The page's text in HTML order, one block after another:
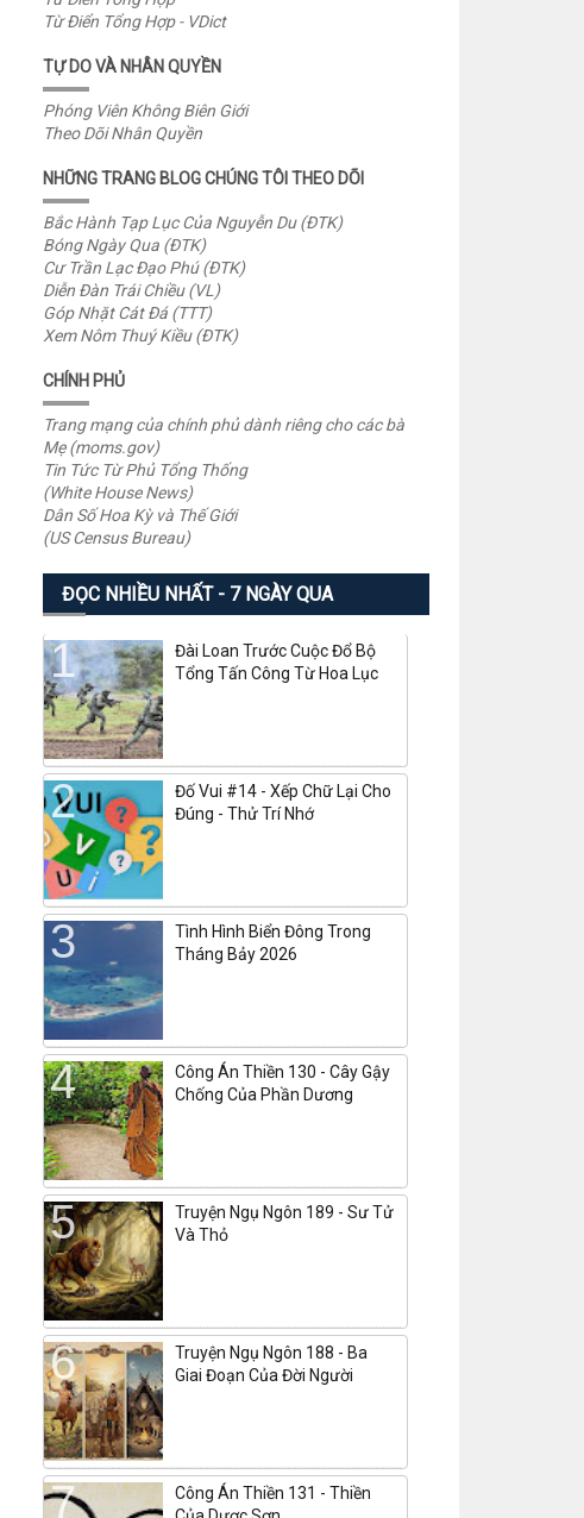
Từ Điển Tổng Hợp - VDict
TỰ DO VÀ NHÂN QUYỀN
Phóng Viên Không Biên Giới
Theo Dõi Nhân Quyền
NHỮNG TRANG BLOG CHÚNG TÔI THEO DÕI
Bắc Hành Tạp Lục Của Nguyễn Du (ĐTK)
Bóng Ngày Qua (ĐTK)
Cư Trần Lạc Đạo Phú (ĐTK)
Diễn Đàn Trái Chiều (VL)
Góp Nhặt Cát Đá (TTT)
Xem Nôm Thuý Kiều (ĐTK)
CHÍNH PHỦ
Trang mạng của chính phủ dành riêng cho các bà
Mẹ (moms.gov)
Tin Tức Từ Phủ Tổng Thống
(White House News)
Dân Số Hoa Kỳ và Thế Giới
(US Census Bureau)
ĐỌC NHIỀU NHẤT - 7 NGÀY QUA
Đài Loan Trước Cuộc Đổ Bộ
Tổng Tấn Công Từ Hoa Lục
Đố Vui #14 - Xếp Chữ Lại Cho
Đúng - Thử Trí Nhớ
Tình Hình Biển Đông Trong
Tháng Bảy 2026
Công Án Thiền 130 - Cây Gậy
Chống Của Phần Dương
Truyện Ngụ Ngôn 189 - Sư Tử
Và Thỏ
Truyện Ngụ Ngôn 188 - Ba
Giai Đoạn Của Đời Người
Công Án Thiền 131 - Thiền